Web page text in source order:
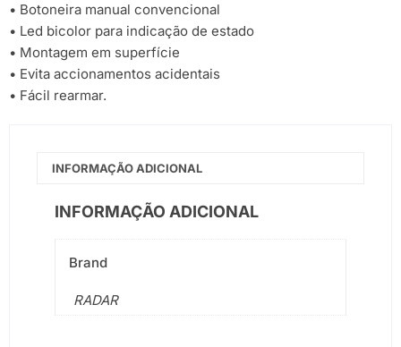
• Botoneira manual convencional
• Led bicolor para indicação de estado
• Montagem em superfície
• Evita accionamentos acidentais
• Fácil rearmar.
INFORMAÇÃO ADICIONAL
INFORMAÇÃO ADICIONAL
Brand
RADAR